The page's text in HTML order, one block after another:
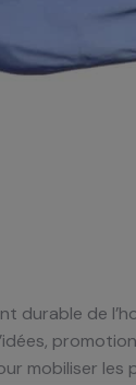
durable de
mobiliser